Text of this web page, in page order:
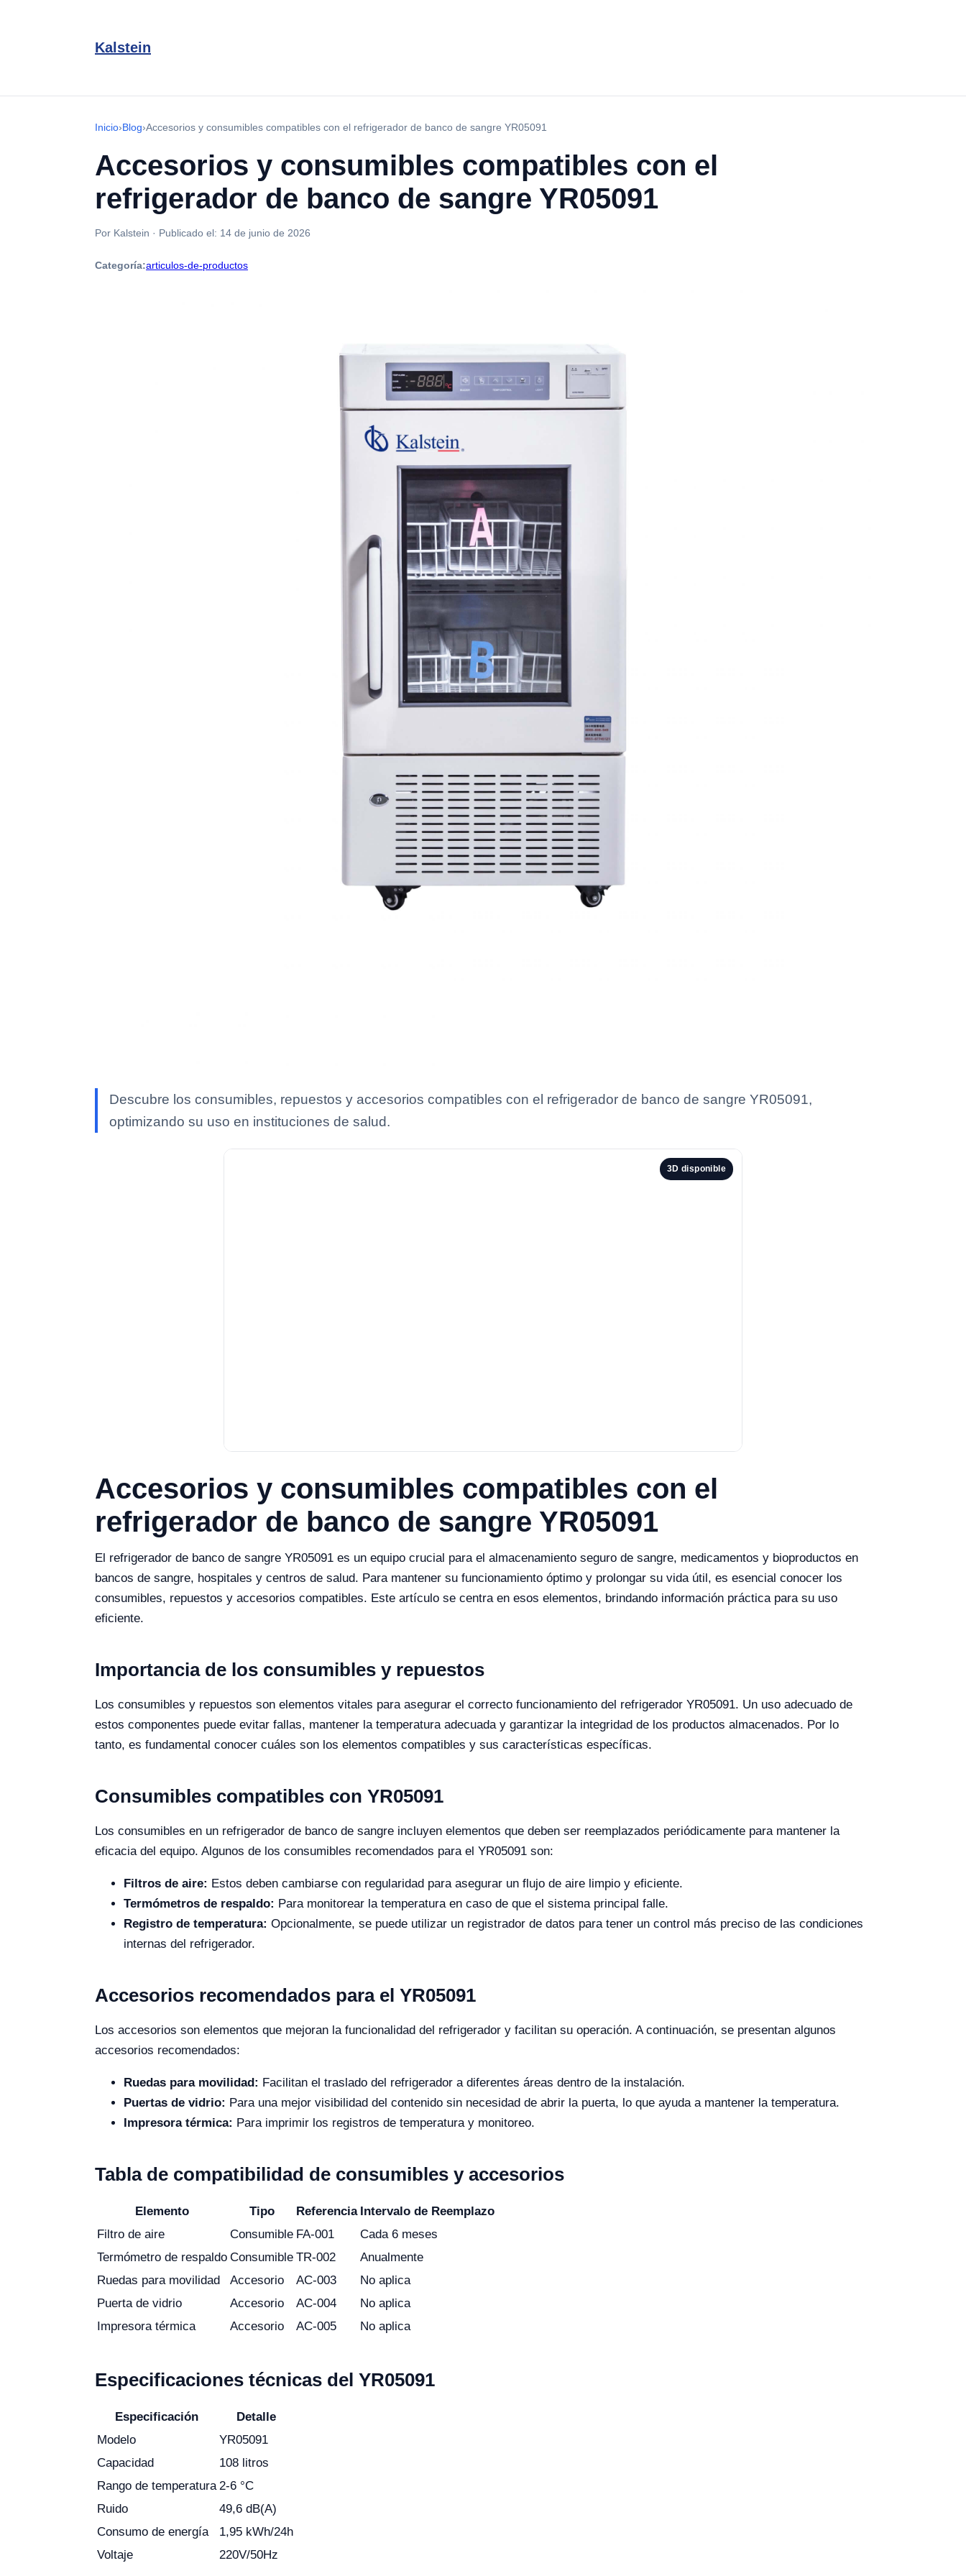
Kalstein
Inicio›Blog›Accesorios y consumibles compatibles con el refrigerador de banco de sangre YR05091
Accesorios y consumibles compatibles con el
refrigerador de banco de sangre YR05091
Por Kalstein · Publicado el: 14 de junio de 2026
Categoría:articulos-de-productos
Descubre los consumibles, repuestos y accesorios compatibles con el refrigerador de banco de sangre YR05091,
optimizando su uso en instituciones de salud.
3D disponible
Accesorios y consumibles compatibles con el
refrigerador de banco de sangre YR05091
El refrigerador de banco de sangre YR05091 es un equipo crucial para el almacenamiento seguro de sangre, medicamentos y bioproductos en
bancos de sangre, hospitales y centros de salud. Para mantener su funcionamiento óptimo y prolongar su vida útil, es esencial conocer los
consumibles, repuestos y accesorios compatibles. Este artículo se centra en esos elementos, brindando información práctica para su uso
eficiente.
Importancia de los consumibles y repuestos
Los consumibles y repuestos son elementos vitales para asegurar el correcto funcionamiento del refrigerador YR05091. Un uso adecuado de
estos componentes puede evitar fallas, mantener la temperatura adecuada y garantizar la integridad de los productos almacenados. Por lo
tanto, es fundamental conocer cuáles son los elementos compatibles y sus características específicas.
Consumibles compatibles con YR05091
Los consumibles en un refrigerador de banco de sangre incluyen elementos que deben ser reemplazados periódicamente para mantener la
eficacia del equipo. Algunos de los consumibles recomendados para el YR05091 son:
Filtros de aire: Estos deben cambiarse con regularidad para asegurar un flujo de aire limpio y eficiente.
Termómetros de respaldo: Para monitorear la temperatura en caso de que el sistema principal falle.
Registro de temperatura: Opcionalmente, se puede utilizar un registrador de datos para tener un control más preciso de las condiciones
internas del refrigerador.
Accesorios recomendados para el YR05091
Los accesorios son elementos que mejoran la funcionalidad del refrigerador y facilitan su operación. A continuación, se presentan algunos
accesorios recomendados:
Ruedas para movilidad: Facilitan el traslado del refrigerador a diferentes áreas dentro de la instalación.
Puertas de vidrio: Para una mejor visibilidad del contenido sin necesidad de abrir la puerta, lo que ayuda a mantener la temperatura.
Impresora térmica: Para imprimir los registros de temperatura y monitoreo.
Tabla de compatibilidad de consumibles y accesorios
Elemento Tipo Referencia Intervalo de Reemplazo
Filtro de aire
Consumible FA-001
Cada 6 meses
Termómetro de respaldo Consumible TR-002
Anualmente
Ruedas para movilidad
Accesorio AC-003
No aplica
Puerta de vidrio
Accesorio AC-004
No aplica
Impresora térmica
Accesorio AC-005 No aplica
Especificaciones técnicas del YR05091
Especificación
Detalle
Modelo
YR05091
Capacidad
108 litros
Rango de temperatura 2-6 °C
Ruido
49,6 dB(A)
Consumo de energía
1,95 kWh/24h
Voltaje
220V/50Hz